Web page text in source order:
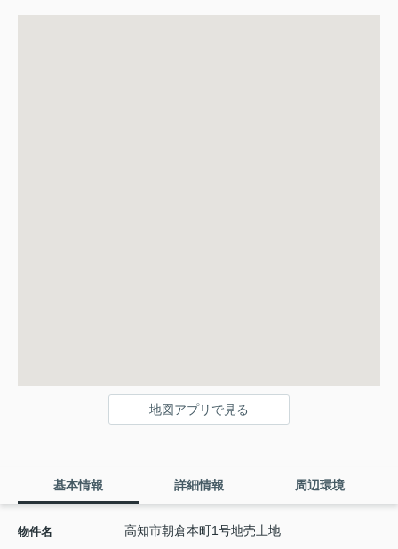
地図アプリで見る
基本情報 詳細情報 周辺環境
物件名 高知市朝倉本町1号地売土地